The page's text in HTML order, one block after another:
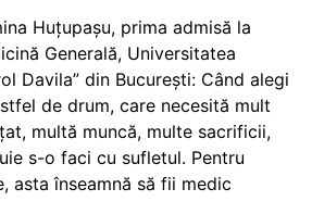
Huțupașu, prima admisă la
Generală, Universitatea
Davila” din București: Când alegi
de drum, care necesită mult
multă muncă, multe sacrificii,
s-o faci cu sufletul. Pentru
asta înseamnă să fii medic